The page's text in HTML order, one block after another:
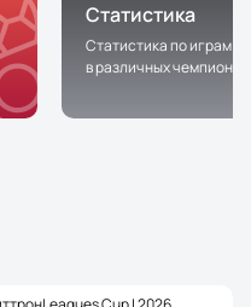
Статистика
Статистика по играм с
в различных